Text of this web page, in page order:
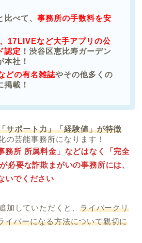
比べて、 事務所の手数料を安
17LIVEなど大手アプリの公
認定 ！渋谷区恵比寿ガーデン
本社！
どの有名雑誌やその他多くの
掲載！
サポート力」「経験値」が特徴
の芸能事務所になります！
務所 所属料金」などはなく「完全
必要な詐欺まがいの事務所には、
いでください
加していただくと、ライバークリ
イバーになる方法について親切に